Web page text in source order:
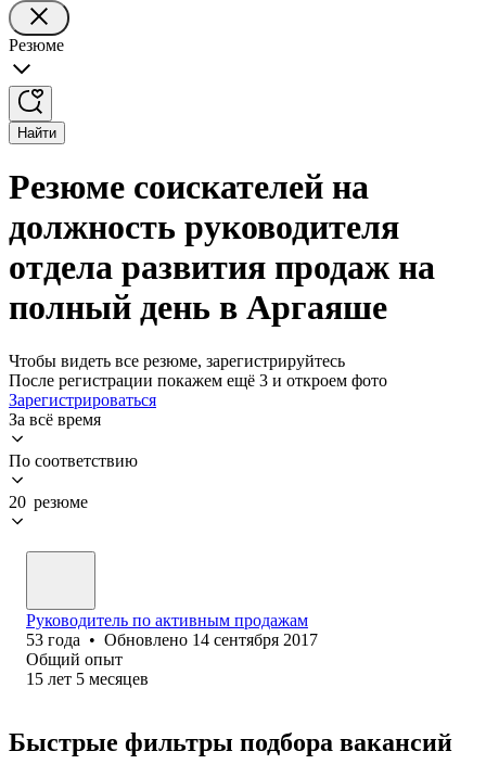
Резюме
Найти
Резюме соискателей на
должность руководителя
отдела развития продаж на
полный день в Аргаяше
Чтобы видеть все резюме, зарегистрируйтесь
После регистрации покажем ещё 3 и откроем фото
Зарегистрироваться
За всё время
По соответствию
20 резюме
Руководитель по активным продажам
53 года • Обновлено 14 сентября 2017
Общий опыт
15 лет 5 месяцев
Быстрые фильтры подбора вакансий